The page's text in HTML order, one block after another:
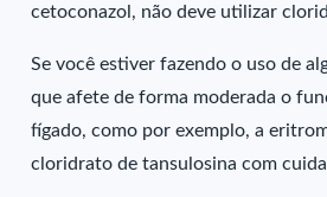
cetoconazol, não deve utilizar
Se você estiver fazendo o uso de
que afete de forma moderada o
fígado, como por exemplo, a
cloridrato de tansulosina com